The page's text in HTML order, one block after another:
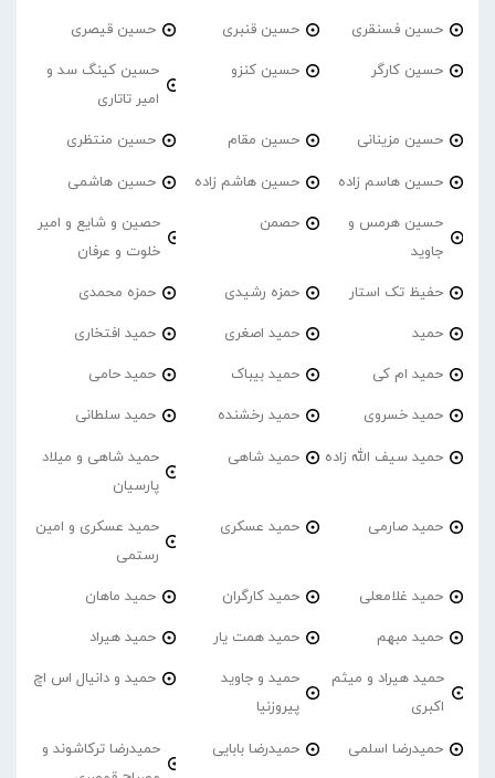
حسین فسنقری حسین قنبری حسین قیصری
حسین کارگر حسین کنزو
حسین کینگ سد و
امیر تاتاری
حسین مزینانی حسین مقام حسین منتظری
حسین هاسم زاده حسین هاشم زاده حسین هاشمی
حسین هرمس و
جاوید
حصمن
حصین و شایع و امیر
خلوت و عرفان
حفیظ تک استار حمزه رشیدی حمزه محمدی
حمید حمید اصغری حمید افتخاری
حمید ام کی حمید بیباک حمید حامی
حمید خسروی حمید رخشنده حمید سلطانی
حمید سیف الله زاده حمید شاهی
حمید شاهی و میلاد
پارسیان
حمید صارمی حمید عسکری
حمید عسکری و امین
رستمی
حمید غلامعلی حمید کارگران حمید ماهان
حمید مبهم حمید همت یار حمید هیراد
حمید هیراد و میثم
اکبری
حمید و جاوید
پیروزنیا
حمید و دانیال اس اچ
حمیدرضا اسلمی حمیدرضا بابایی
حمیدرضا ترکاشوند و